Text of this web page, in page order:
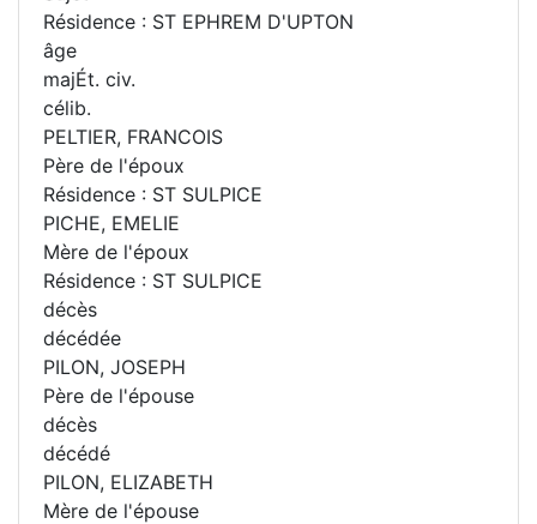
Résidence : ST EPHREM D'UPTON
âge
majÉt. civ.
célib.
PELTIER, FRANCOIS
Père de l'époux
Résidence : ST SULPICE
PICHE, EMELIE
Mère de l'époux
Résidence : ST SULPICE
décès
décédée
PILON, JOSEPH
Père de l'épouse
décès
décédé
PILON, ELIZABETH
Mère de l'épouse